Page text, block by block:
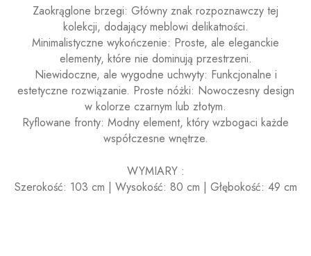
Zaokrąglone brzegi: Główny znak rozpoznawczy tej
kolekcji, dodający meblowi delikatności.
Minimalistyczne wykończenie: Proste, ale eleganckie
elementy, które nie dominują przestrzeni.
Niewidoczne, ale wygodne uchwyty: Funkcjonalne i
estetyczne rozwiązanie. Proste nóżki: Nowoczesny design
w kolorze czarnym lub złotym.
Ryflowane fronty: Modny element, który wzbogaci każde
współczesne wnętrze.
WYMIARY :
Szerokość: 103 cm | Wysokość: 80 cm | Głębokość: 49 cm